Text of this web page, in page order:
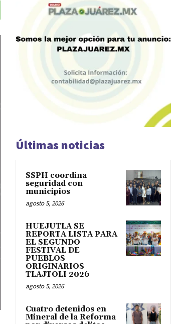
Últimas noticias
SSPH coordina
seguridad con
municipios
agosto 5, 2026
HUEJUTLA SE
REPORTA LISTA PARA
EL SEGUNDO
FESTIVAL DE
PUEBLOS
ORIGINARIOS
TLAJTOLI 2026
agosto 5, 2026
Cuatro detenidos en
Mineral de la Reforma